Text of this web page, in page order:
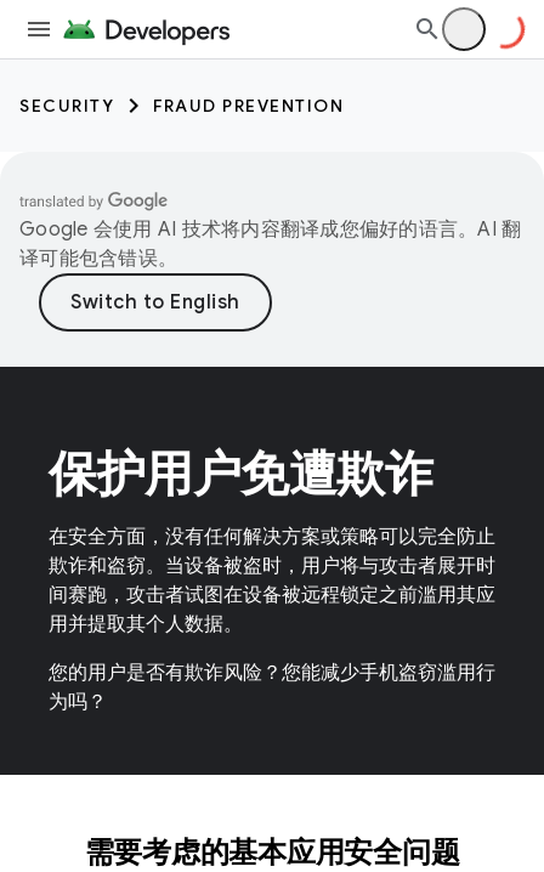
SECURITY FRAUD PREVENTION
Google 会使用 AI 技术将内容翻译成您偏好的语言。AI 翻
译可能包含错误。
保护用户免遭欺诈
在安全方面，没有任何解决方案或策略可以完全防止
欺诈和盗窃。当设备被盗时，用户将与攻击者展开时
间赛跑，攻击者试图在设备被远程锁定之前滥用其应
用并提取其个人数据。
您的用户是否有欺诈风险？您能减少手机盗窃滥用行
为吗？
需要考虑的基本应用安全问题